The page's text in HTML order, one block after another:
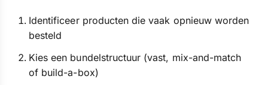
Identificeer producten die vaak opnieuw worden
besteld
Kies een bundelstructuur (vast, mix-and-match
of build-a-box)